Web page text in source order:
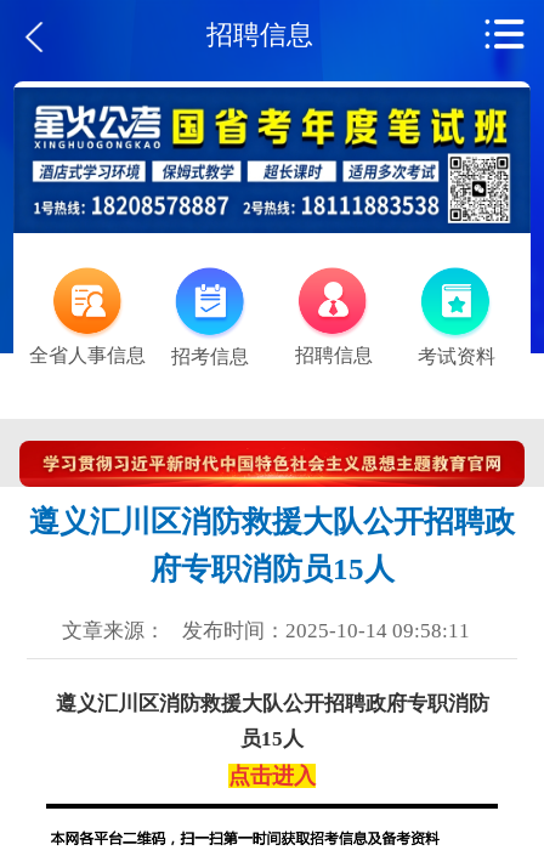
招聘信息
全省人事信息 招考信息 招聘信息 考试资料
遵义汇川区消防救援大队公开招聘政
府专职消防员15人
文章来源： 发布时间：2025-10-14 09:58:11
遵义汇川区消防救援大队公开招聘政府专职消防
员15人
点击进入